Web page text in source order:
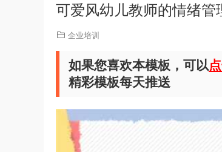
可爱风幼儿教师的情绪管
企业培训
如果您喜欢本模板，可以
精彩模板每天推送